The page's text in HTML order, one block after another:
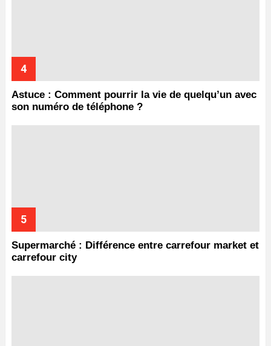
Astuce : Comment pourrir la vie de quelqu’un avec
son numéro de téléphone ?
Supermarché : Différence entre carrefour market et
carrefour city